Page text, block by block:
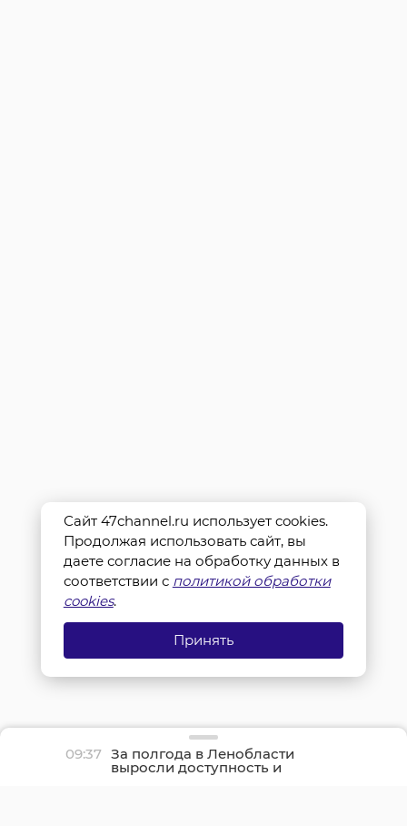
09:37 За полгода в Ленобласти
выросли доступность и
качество медицины по
Сайт 47channel.ru использует cookies.
Продолжая использовать сайт, вы
даете согласие на обработку данных в
соответствии с политикой обработки
cookies.
Принять